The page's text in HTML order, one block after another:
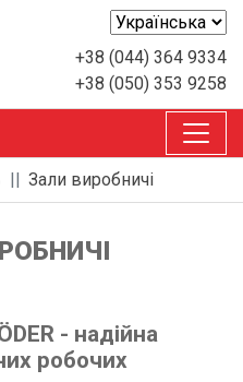
+38 (044) 364 9334
+38 (050) 353 9258
Зали виробничі
- надійна
робочих